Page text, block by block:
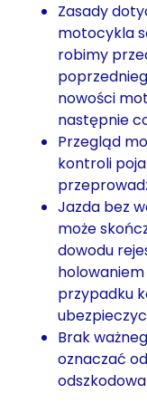
Zasady
motocykla
robimy
nowości
następnie
Przegląd
kontroli
Jazda bez
może
dowodu
przypadku
Brak
oznaczać